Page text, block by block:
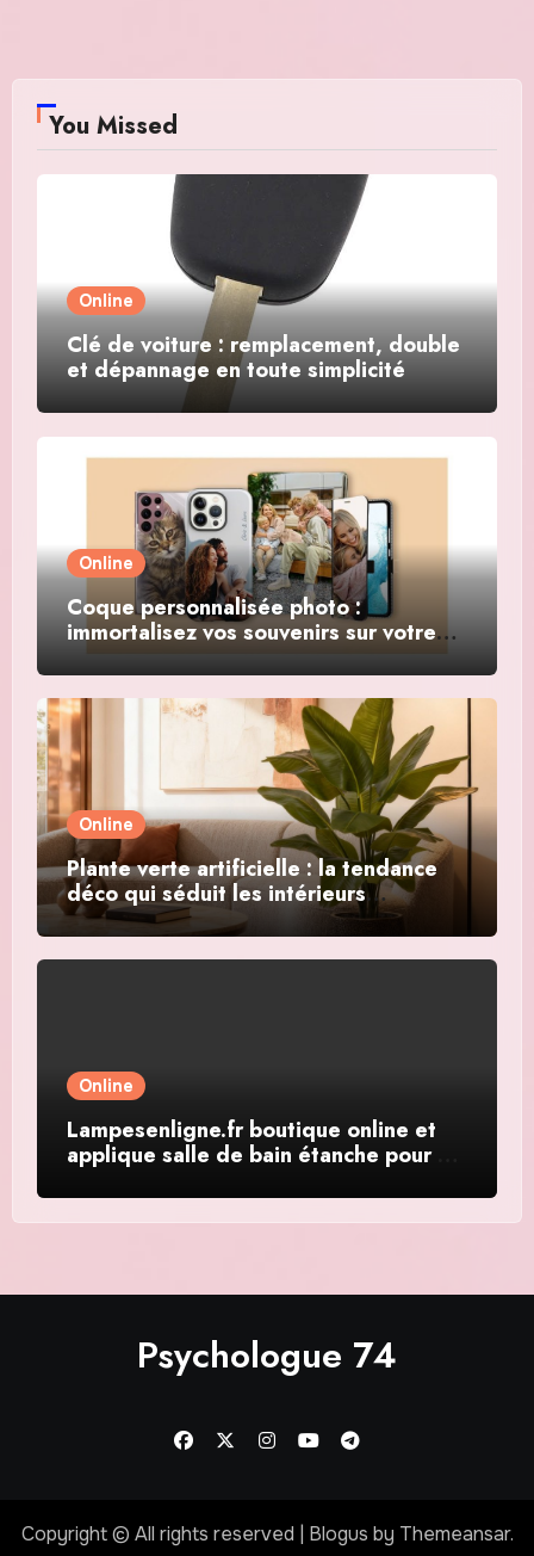
You Missed
Online
Clé de voiture : remplacement, double
et dépannage en toute simplicité
Online
Coque personnalisée photo :
immortalisez vos souvenirs sur votre
Online
Plante verte artificielle : la tendance
déco qui séduit les intérieurs
modernes
Online
Lampesenligne.fr boutique online et
applique salle de bain étanche pour un
Psychologue 74
Copyright © All rights reserved | Blogus by Themeansar.